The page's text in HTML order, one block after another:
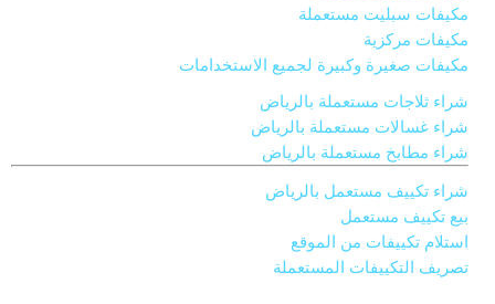
مكيفات سبليت مستعملة
مكيفات مركزية
مكيفات صغيرة وكبيرة لجميع الاستخدامات
شراء ثلاجات مستعملة بالرياض
شراء غسالات مستعملة بالرياض
شراء مطابخ مستعملة بالرياض
شراء تكييف مستعمل بالرياض
بيع تكييف مستعمل
استلام تكييفات من الموقع
تصريف التكييفات المستعملة